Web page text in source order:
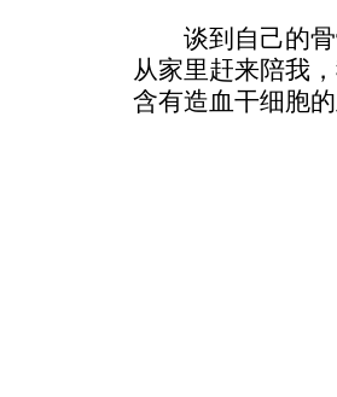
谈到自己的骨
从家里赶来陪我
含有造血干细胞